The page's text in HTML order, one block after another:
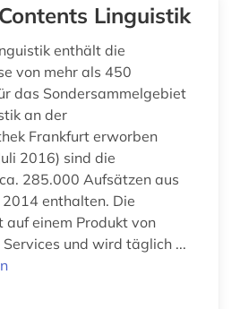
Linguistik
enthält die
von mehr als 450
das Sondersammelgebiet
an der
Frankfurt erworben
2016) sind die
285.000 Aufsätzen aus
enthalten. Die
einem Produkt von
und wird täglich ...